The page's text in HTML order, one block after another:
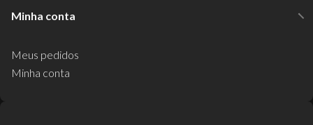
Minha conta
Meus pedidos
Minha conta